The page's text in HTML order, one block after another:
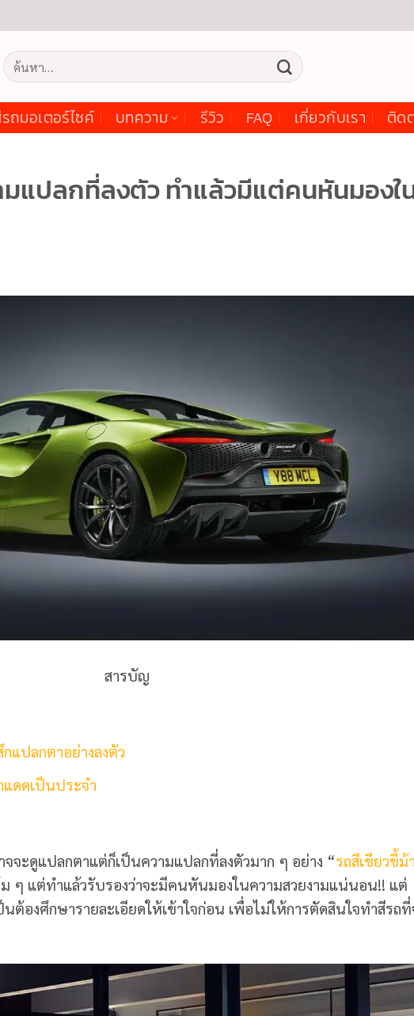
ค้นหา:
ถมอเตอร์ไซค์ บทความ รีวิว FAQ เกี่ยวกับเรา ติด
มแปลกที่ลงตัว ทำแล้วมีแต่คนหันมองใ
สารบัญ
แปลกตาอย่างลงตัว
ดดเป็นประจำ
จจะดูแปลกตาแต่ก็เป็นความแปลกที่ลงตัวมาก ๆ อย่าง “รถสีเขียวขี้ม้
ๆ แต่ทำแล้วรับรองว่าจะมีคนหันมองในความสวยงามแน่นอน!! แต่
ต้องศึกษารายละเอียดให้เข้าใจก่อน เพื่อไม่ให้การตัดสินใจทำสีรถ